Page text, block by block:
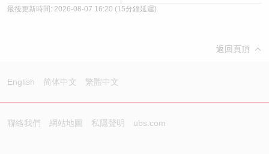
最後更新時間: 2026-08-07 16:20 (15分鐘延遲)
返回頁頂
English 简体中文 繁體中文
聯絡我們 網站地圖 私隱聲明 ubs.com